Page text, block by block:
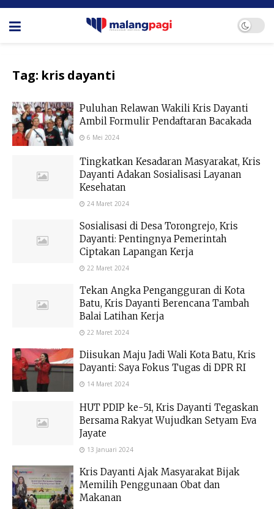
Tag: kris dayanti
Puluhan Relawan Wakili Kris Dayanti
Ambil Formulir Pendaftaran Bacakada
6 Mei 2024
Tingkatkan Kesadaran Masyarakat, Kris
Dayanti Adakan Sosialisasi Layanan
Kesehatan
24 Maret 2024
Sosialisasi di Desa Torongrejo, Kris
Dayanti: Pentingnya Pemerintah
Ciptakan Lapangan Kerja
22 Maret 2024
Tekan Angka Pengangguran di Kota
Batu, Kris Dayanti Berencana Tambah
Balai Latihan Kerja
22 Maret 2024
Diisukan Maju Jadi Wali Kota Batu, Kris
Dayanti: Saya Fokus Tugas di DPR RI
14 Maret 2024
HUT PDIP ke-51, Kris Dayanti Tegaskan
Bersama Rakyat Wujudkan Setyam Eva
Jayate
13 Januari 2024
Kris Dayanti Ajak Masyarakat Bijak
Memilih Penggunaan Obat dan
Makanan